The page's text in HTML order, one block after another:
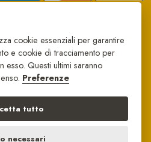
cookie essenziali per garantire
e cookie di tracciamento per
esso. Questi ultimi saranno
Preferenze
tutto
necessari